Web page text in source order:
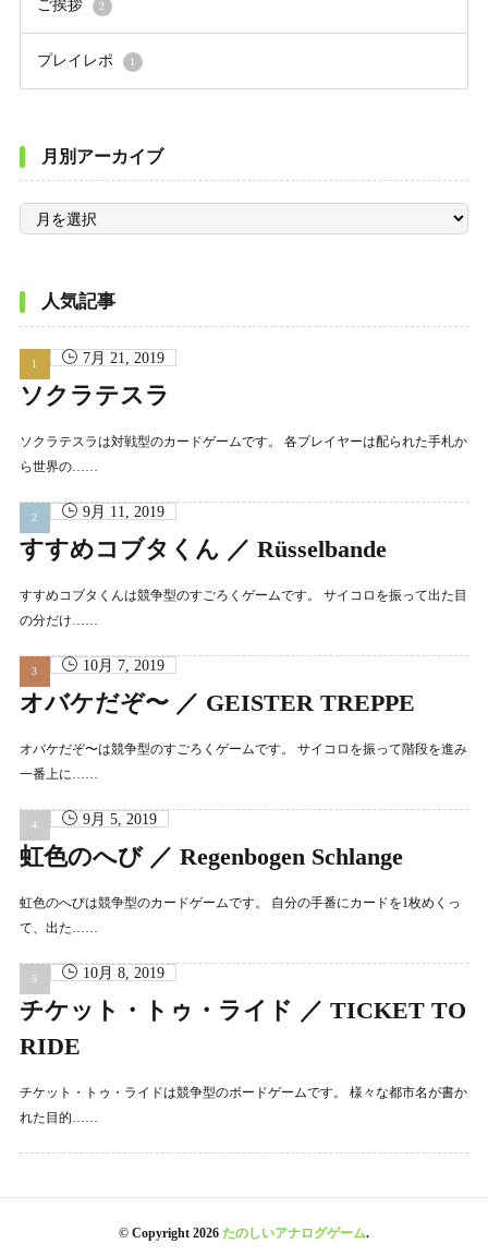
ご挨拶 2
プレイレポ 1
月別アーカイブ
月
ア
ブ
人気記事
7月 21, 2019
ソクラテスラ
ソクラテスラは対戦型のカードゲームです。 各プレイヤーは配られた手札か
ら世界の……
9月 11, 2019
すすめコブタくん ／ Rüsselbande
すすめコブタくんは競争型のすごろくゲームです。 サイコロを振って出た目
の分だけ……
10月 7, 2019
オバケだぞ〜 ／ GEISTER TREPPE
オバケだぞ〜は競争型のすごろくゲームです。 サイコロを振って階段を進み
一番上に……
9月 5, 2019
虹色のへび ／ Regenbogen Schlange
虹色のへびは競争型のカードゲームです。 自分の手番にカードを1枚めくっ
て、出た……
10月 8, 2019
チケット・トゥ・ライド ／ TICKET TO
RIDE
チケット・トゥ・ライドは競争型のボードゲームです。 様々な都市名が書か
れた目的……
© Copyright 2026 たのしいアナログゲーム.